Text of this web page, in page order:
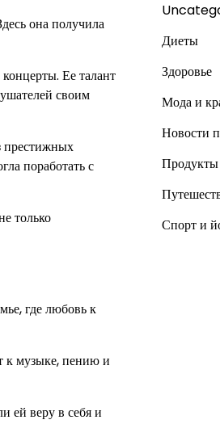
она получила
Ее талант
своим
престижных
поработать с
только
где любовь к
к музыке, пению и
ей веру в себя и
Диеты
Здоровье
Мода и
Новости
Спорт и